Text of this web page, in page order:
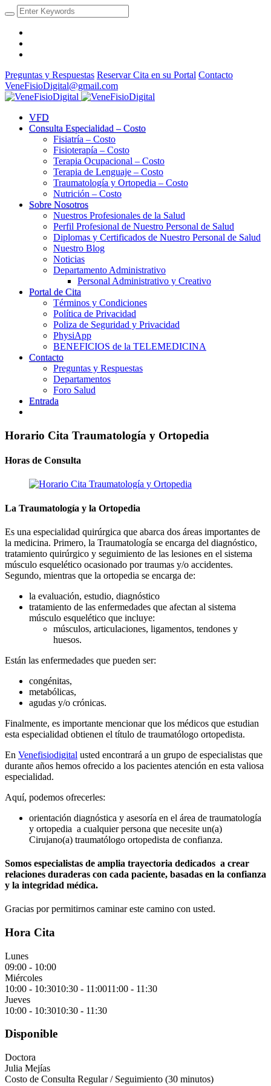
Preguntas y Respuestas Reservar Cita en su Portal Contacto
VeneFisioDigital@gmail.com
VFD
Consulta Especialidad – Costo
Fisiatría – Costo
Fisioterapía – Costo
Terapia Ocupacional – Costo
Terapia de Lenguaje – Costo
Traumatología y Ortopedia – Costo
Nutrición – Costo
Sobre Nosotros
Nuestros Profesionales de la Salud
Perfil Profesional de Nuestro Personal de Salud
Diplomas y Certificados de Nuestro Personal de Salud
Nuestro Blog
Noticias
Departamento Administrativo
Personal Administrativo y Creativo
Portal de Cita
Términos y Condiciones
Política de Privacidad
Poliza de Seguridad y Privacidad
PhysiApp
BENEFICIOS de la TELEMEDICINA
Contacto
Preguntas y Respuestas
Departamentos
Foro Salud
Entrada
Horario Cita Traumatología y Ortopedia
Horas de Consulta
La Traumatología y la Ortopedia
Es una especialidad quirúrgica que abarca dos áreas importantes de
la medicina. Primero, la Traumatología se encarga del diagnóstico,
tratamiento quirúrgico y seguimiento de las lesiones en el sistema
músculo esquelético ocasionado por traumas y/o accidentes.
Segundo, mientras que la ortopedia se encarga de:
la evaluación, estudio, diagnóstico
tratamiento de las enfermedades que afectan al sistema
músculo esquelético que incluye:
músculos, articulaciones, ligamentos, tendones y
huesos.
Están las enfermedades que pueden ser:
congénitas,
metabólicas,
agudas y/o crónicas.
Finalmente, es importante mencionar que los médicos que estudian
esta especialidad obtienen el título de traumatólogo ortopedista.
En Venefisiodigital usted encontrará a un grupo de especialistas que
durante años hemos ofrecido a los pacientes atención en esta valiosa
especialidad.
Aquí, podemos ofrecerles:
orientación diagnóstica y asesoría en el área de traumatología
y ortopedia a cualquier persona que necesite un(a)
Cirujano(a) traumatólogo ortopedista de confianza.
Somos especialistas de amplia trayectoria dedicados a crear
relaciones duraderas con cada paciente, basadas en la confianza
y la integridad médica.
Gracias por permitirnos caminar este camino con usted.
Hora Cita
Lunes
09:00 - 10:00
Miércoles
10:00 - 10:3010:30 - 11:0011:00 - 11:30
Jueves
10:00 - 10:3010:30 - 11:30
Disponible
Doctora
Julia Mejías
Costo de Consulta Regular / Seguimiento (30 minutos)